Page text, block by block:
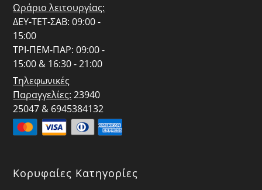
Ωράριο λειτουργίας:
ΔΕΥ-ΤΕΤ-ΣΑΒ: 09:00 -
15:00
ΤΡΙ-ΠΕΜ-ΠΑΡ: 09:00 -
15:00 & 16:30 - 21:00
Τηλεφωνικές
Παραγγελίες: 23940
25047 & 6945384132
Κορυφαίες Κατηγορίες